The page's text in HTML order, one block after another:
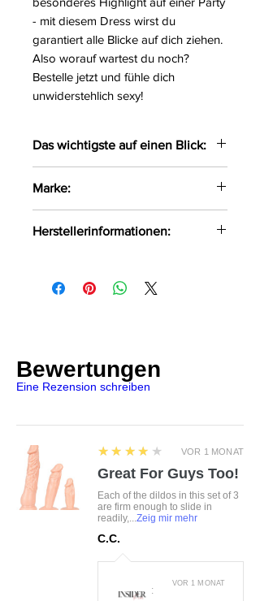
- mit diesem Dress wirst du
garantiert alle Blicke auf dich ziehen.
Also worauf wartest du noch?
Bestelle jetzt und fühle dich
unwiderstehlich sexy!
Das wichtigste auf einen Blick:
Materialien
Obenrum gefertigt aus zartem
Netzmaterial
Stretchmaterial
Material:90%Polyamid,
10%Elasthan
Marke:
Herstellerinformationen:
Krolewska Street 1
Bewertungen
Eine Rezension schreiben
VOR 1 MONAT
4
★★★★★
Great For Guys Too!
Each of the dildos in this set of 3
are firm enough to slide in
readily,...Zeig mir mehr
C.C.
:
VOR 1 MONAT